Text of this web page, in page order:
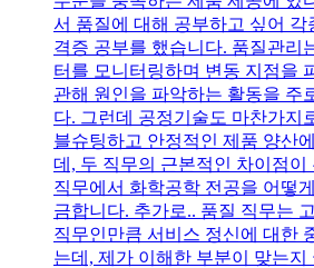
서 품질에 대해 공부하고 싶어
격증 공부를 했습니다. 품질관리
터를 모니터링하며 변동 지점을
관해 원인을 파악하는 활동을 주
다. 그런데 공정기술도 마찬가지
블슈팅하고 안정적인 제품 양산
데, 두 직무의 근본적인 차이점이
직무에서 화학공학 전공을 어떻
금합니다. 추가로.. 품질 직무는
직무인만큼 서비스 정신에 대한
는데, 제가 이해한 부분이 맞는지